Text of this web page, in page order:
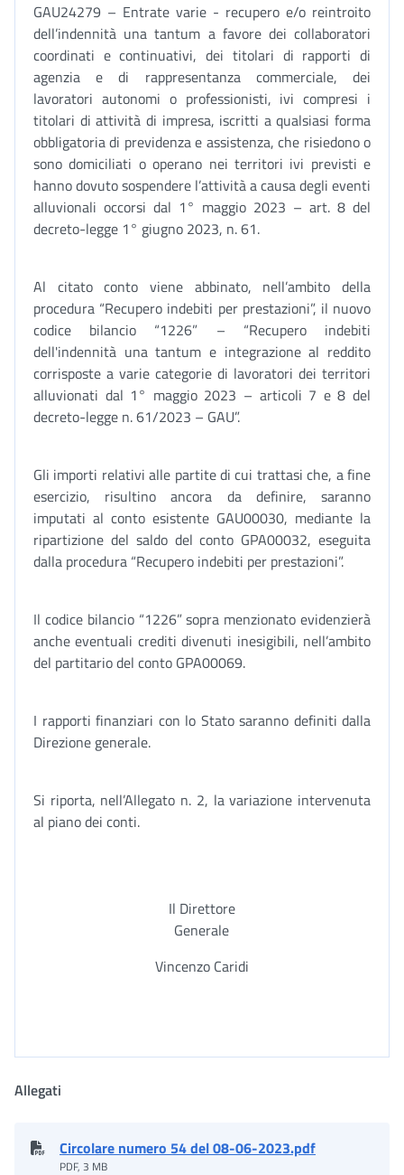
GAU24279 – Entrate varie - recupero e/o reintroito
dell’indennità una tantum a favore dei collaboratori
coordinati e continuativi, dei titolari di rapporti di
agenzia e di rappresentanza commerciale, dei
lavoratori autonomi o professionisti, ivi compresi i
titolari di attività di impresa, iscritti a qualsiasi forma
obbligatoria di previdenza e assistenza, che risiedono o
sono domiciliati o operano nei territori ivi previsti e
hanno dovuto sospendere l’attività a causa degli eventi
alluvionali occorsi dal 1° maggio 2023 – art. 8 del
decreto-legge 1° giugno 2023, n. 61.
Al citato conto viene abbinato, nell’ambito della
procedura “Recupero indebiti per prestazioni”, il nuovo
codice bilancio “1226” – “Recupero indebiti
dell'indennità una tantum e integrazione al reddito
corrisposte a varie categorie di lavoratori dei territori
alluvionati dal 1° maggio 2023 – articoli 7 e 8 del
decreto-legge n. 61/2023 – GAU”.
Gli importi relativi alle partite di cui trattasi che, a fine
esercizio, risultino ancora da definire, saranno
imputati al conto esistente GAU00030, mediante la
ripartizione del saldo del conto GPA00032, eseguita
dalla procedura “Recupero indebiti per prestazioni”.
Il codice bilancio “1226” sopra menzionato evidenzierà
anche eventuali crediti divenuti inesigibili, nell’ambito
del partitario del conto GPA00069.
I rapporti finanziari con lo Stato saranno definiti dalla
Direzione generale.
Si riporta, nell’Allegato n. 2, la variazione intervenuta
al piano dei conti.
Il Direttore
Generale
Vincenzo Caridi
Allegati
Circolare numero 54 del 08-06-2023.pdf
PDF, 3 MB